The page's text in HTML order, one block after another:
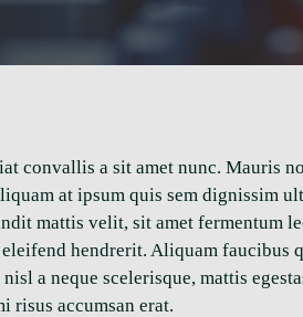
convallis a sit amet nunc. Mauris
at ipsum quis sem dignissim
mattis velit, sit amet fermentum
hendrerit. Aliquam faucibus
nisl a neque scelerisque, mattis
risus accumsan erat.